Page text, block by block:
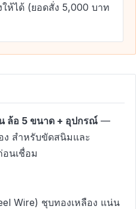
ห้ได้ (ยอดสั่ง 5,000 บาท
ล้อ 5 ขนาด + อุปกรณ์—
ง สำหรับขัดสนิมและ
นเชื่อม
Wire) ชุบทองเหลือง แน่น